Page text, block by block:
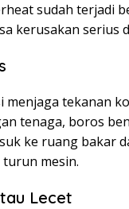
sudah terjadi
kerusakan serius
tekanan
tenaga, boros
ke ruang bakar
mesin.
Lecet